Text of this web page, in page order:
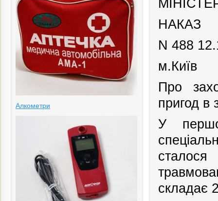
НАКАЗ
N 488
м.Київ
Про
пригод в
У
складає
Алкометри